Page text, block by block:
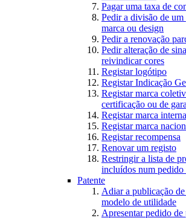
Pagar uma taxa de
Pedir a divisão de
marca ou design
Pedir a renovação
Pedir alteração de
reivindicar cores
Registar logótipo
Registar Indicação
Registar marca
certificação ou de
Registar marca
Registar marca
Registar recompensa
Renovar um registo
Restringir a lista de
incluídos num pedido
Patente
Adiar a publicação
modelo de utilidade
Apresentar pedido de